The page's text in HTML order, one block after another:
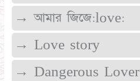
→ আমার জিজে:love:
→ Love story
→ Dangerous Lover